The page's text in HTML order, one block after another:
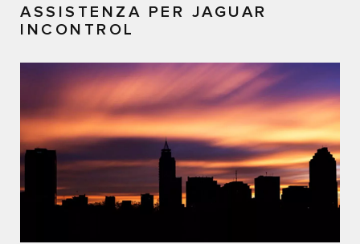
ASSISTENZA PER JAGUAR
INCONTROL